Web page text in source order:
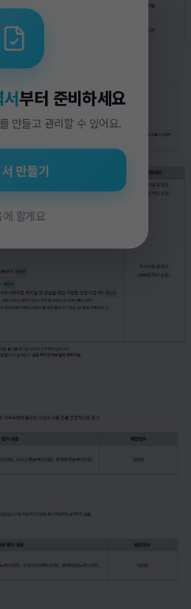
서부터 준비하세요
만들고 관리할 수 있어요.
만들기
에 할게요